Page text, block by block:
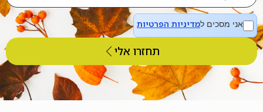
אני מסכים למדיניות הפרטיות
תחזרו אלי